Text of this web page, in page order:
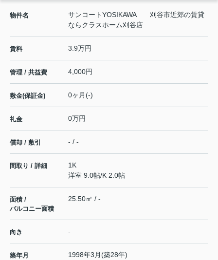
物件名
サンコートYOSIKAWA 刈谷市近郊の賃貸
ならクラスホーム刈谷店
賃料 3.9万円
管理 / 共益費 4,000円
敷金(保証金) 0ヶ月(-)
礼金 0万円
償却 / 敷引 - / -
間取り / 詳細
1K
洋室 9.0帖/K 2.0帖
面積 /
バルコニー面積
25.50㎡ / -
向き -
築年月 1998年3月(築28年)